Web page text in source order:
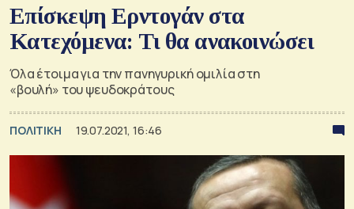
Επίσκεψη Ερντογάν στα
Κατεχόμενα: Τι θα ανακοινώσει
Όλα έτοιμα για την πανηγυρική ομιλία στη
«βουλή» του ψευδοκράτους
ΠΟΛΙΤΙΚΗ 19.07.2021, 16:46